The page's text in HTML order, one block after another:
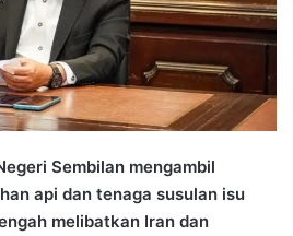
Sembilan mengambil
api dan tenaga susulan isu
melibatkan Iran dan